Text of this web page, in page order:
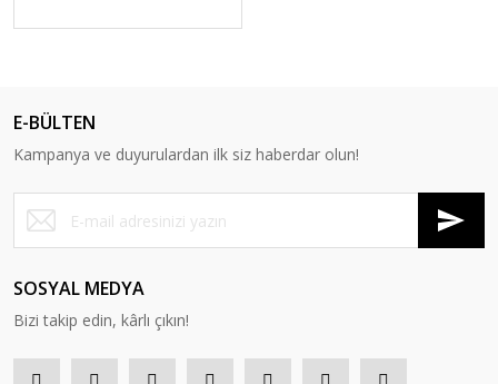
E-BÜLTEN
Kampanya ve duyurulardan ilk siz haberdar olun!
SOSYAL MEDYA
Bizi takip edin, kârlı çıkın!